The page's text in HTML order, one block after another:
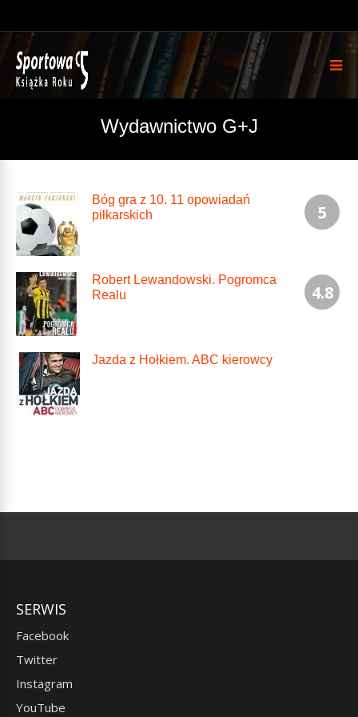
Wydawnictwo G+J
5
Bóg gra z 10. 11 opowiadań
piłkarskich
4.8
Robert Lewandowski. Pogromca
Realu
Jazda z Hołkiem. ABC kierowcy
SERWIS
Facebook
Twitter
Instagram
YouTube